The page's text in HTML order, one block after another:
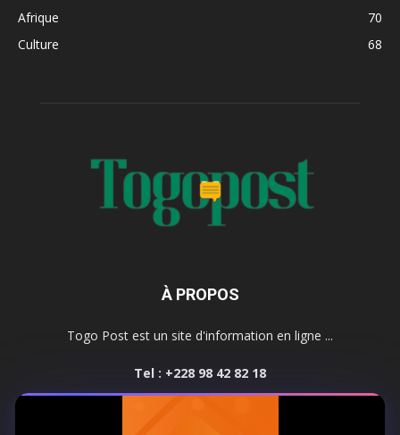
Afrique
70
Culture
68
À PROPOS
Togo Post est un site d'information en ligne ...
Tel : +228 98 42 82 18